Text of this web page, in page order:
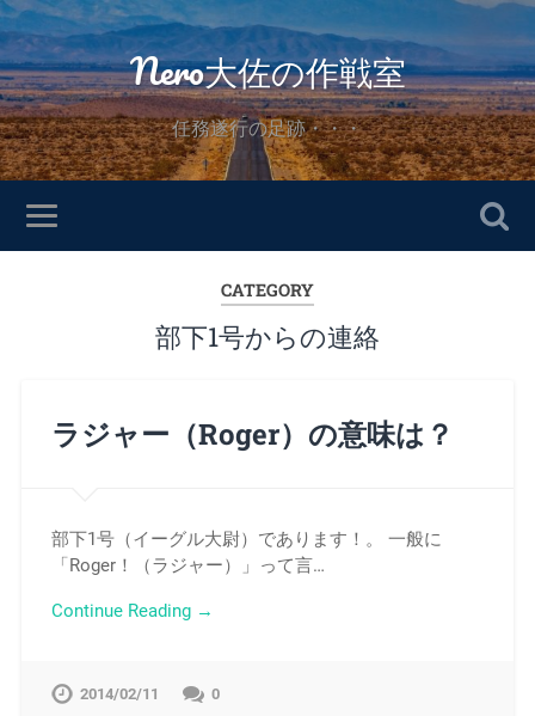
Nero大佐の作戦室
任務遂行の足跡・・・
CATEGORY
部下1号からの連絡
ラジャー（Roger）の意味は？
部下1号（イーグル大尉）であります！。 一般に
「Roger！（ラジャー）」って言…
Continue Reading →
2014/02/11 0